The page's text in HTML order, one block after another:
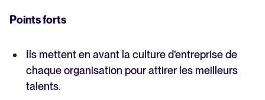
Points forts
Ils mettent en avant la culture d’entreprise de
chaque organisation pour attirer les meilleurs
talents.